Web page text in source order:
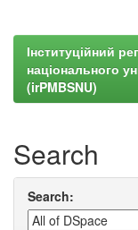
Інституційний
національного
(irPMBSNU)
Search
Search: